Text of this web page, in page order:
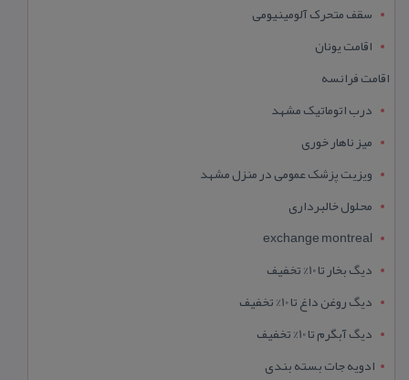
سقف متحرک آلومینیومی
اقامت یونان
اقامت فرانسه
درب اتوماتیک مشهد
میز ناهار خوری
ویزیت پزشک عمومی در منزل مشهد
محلول خالبرداری
exchange montreal
دیگ بخار تا 10% تخفیف
دیگ روغن داغ تا 10% تخفیف
دیگ آبگرم تا 10% تخفیف
ادویه جات بسته بندی